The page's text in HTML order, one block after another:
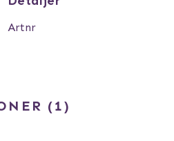
Artnr
1